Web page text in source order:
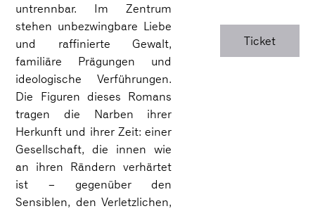
untrennbar. Im Zentrum
stehen unbezwingbare Liebe
und raffinierte Gewalt,
familiäre Prägungen und
ideologische Verführungen.
Die Figuren dieses Romans
tragen die Narben ihrer
Herkunft und ihrer Zeit: einer
Gesellschaft, die innen wie
an ihren Rändern verhärtet
ist – gegenüber den
Sensiblen, den Verletzlichen,
Ticket